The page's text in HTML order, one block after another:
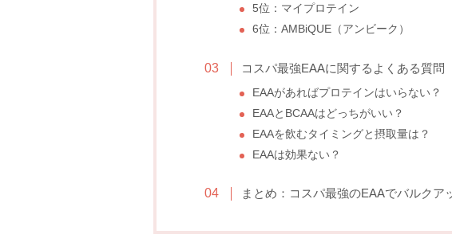
5位：マイプロテイン
6位：AMBiQUE（アンビーク）
コスパ最強EAAに関するよくある質問
EAAがあればプロテインはいらない？
EAAとBCAAはどっちがいい？
EAAを飲むタイミングと摂取量は？
EAAは効果ない？
まとめ：コスパ最強のEAAでバルクア